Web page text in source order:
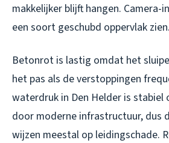
makkelijker blijft hangen. Camera-
een soort geschubd oppervlak zien.
Betonrot is lastig omdat het
het pas als de verstoppingen
waterdruk in Den Helder is stabiel
door moderne infrastructuur, dus
wijzen meestal op leidingschade.